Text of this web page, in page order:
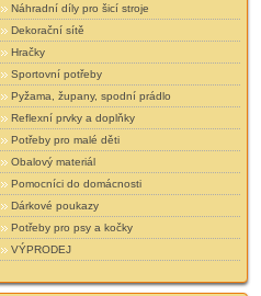
Náhradní díly pro šicí stroje
Dekorační sítě
Hračky
Sportovní potřeby
Pyžama, župany, spodní prádlo
Reflexní prvky a doplňky
Potřeby pro malé děti
Obalový materiál
Pomocníci do domácnosti
Dárkové poukazy
Potřeby pro psy a kočky
VÝPRODEJ